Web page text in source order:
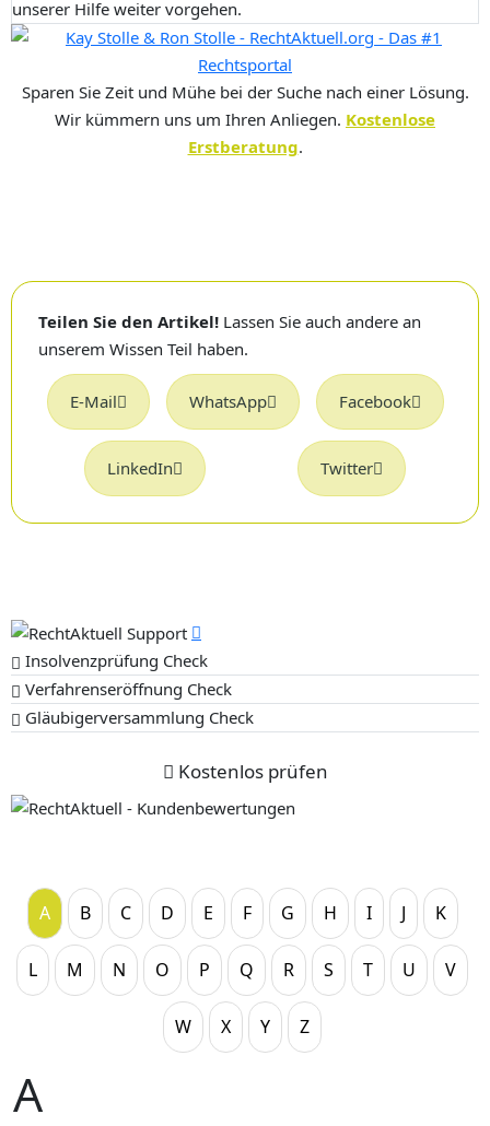
unserer Hilfe weiter vorgehen.
Sparen Sie Zeit und Mühe bei der Suche nach einer Lösung.
Wir kümmern uns um Ihren Anliegen. Kostenlose
Erstberatung.
Teilen Sie den Artikel! Lassen Sie auch andere an
unserem Wissen Teil haben.
E-Mail WhatsApp Facebook
LinkedIn Twitter
Insolvenzprüfung Check
Verfahrenseröffnung Check
Gläubigerversammlung Check
Kostenlos prüfen
A B C D E F G H I J K
L M N O P Q R S T U V
W X Y Z
A